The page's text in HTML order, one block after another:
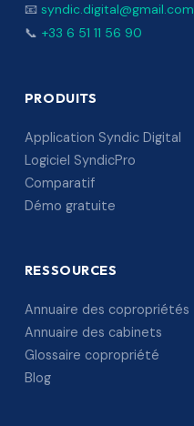
📧 syndic.digital@gmail.com
📞 +33 6 51 11 56 90
PRODUITS
Application Syndic Digital
Logiciel SyndicPro
Comparatif
Démo gratuite
RESSOURCES
Annuaire des copropriétés
Annuaire des cabinets
Glossaire copropriété
Blog